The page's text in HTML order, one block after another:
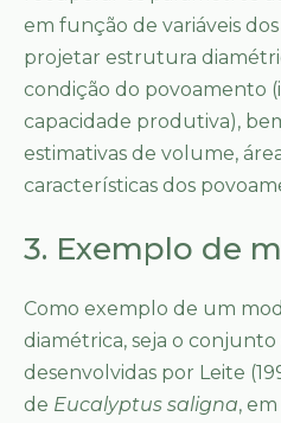
em função de variáveis
projetar estrutura
condição do povoamento
capacidade produtiva),
estimativas de volume,
características dos
3. Exemplo de
Como exemplo de um
diamétrica, seja o
desenvolvidas por Leite
de Eucalyptus saligna,